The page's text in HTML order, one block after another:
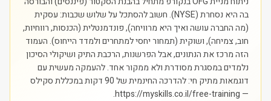
בה היא נסחרת (NYSE). חשוב להסתכל על שלוש שכבות: עסקית
(מה החברה עושה ואיך היא מרוויחה), פונדמנטלית (הכנסות, רווחיות,
חוב, צמיחה), ושוקית (תמחור יחסי למתחרים ולמדד הייחוס). העמוד
הזה מרכז את הנתונים, אבל הפרשנות, הרכבת התיק ושיקולי הסיכון
נלמדים במסגרת מסודרת ולא ממקור אחד.להעמקה מעשית עם
דוגמאות מתיק חי: להדרכה החינמית של 90 דקות במכללת סקילס
— https://myskills.co.il/free-training.